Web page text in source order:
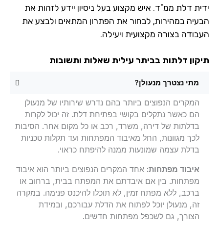
דלת ממ"ד. איש מקצוע בעל ניסיון יידע לזהות את
במהירות, לבחור את הפתרון המתאים ולבצע את
בצורה מקצועית ויעילה.
דלתות בביתר עילית שאלות ותשובות
מתי נצטרך מנעולן?
המקרים הנפוצים ביותר בהם נדרש שירותיו של מנעולן
הם כאשר נתקלים בקושי בפתיחת דלת. זה יכול לקרות
בדלתות של דירה, משרד, רכב או כל מקום אחר. הסיבות
לכך מגוונות, החל מאיבוד המפתחות ועד תקלות טכניות
בדלת עצמה שמונעות ממנה להיפתח כראוי.
איבוד מפתחות:אחד המקרים הנפוצים ביותר הוא איבוד
מפתחות. בין אם איבדתם את המפתח בבית, ברחוב או
ברכב, ללא מפתח זמין, לא תוכלו להיכנס פנימה. במקרה
זה, מנעולן יוכל לפתוח את הדלת עבורכם, ובמידת
הצורך, גם לשכפל מפתחות חדשים.